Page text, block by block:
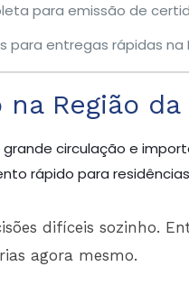
para emissão de
entregas rápidas na
Região
circulação e
rápido para
difíceis sozinho.
agora mesmo.